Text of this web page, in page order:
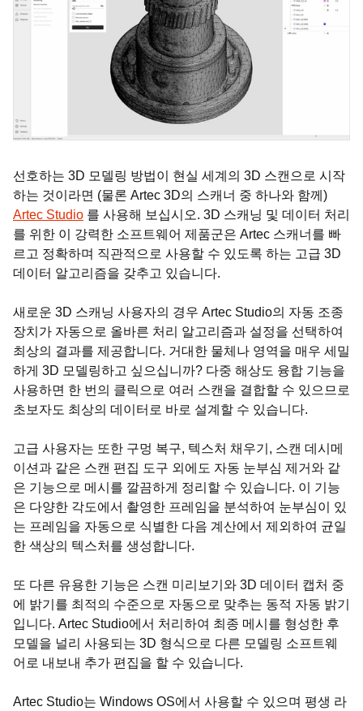
선호하는 3D 모델링 방법이 현실 세계의 3D 스캔으로 시작
하는 것이라면 (물론 Artec 3D의 스캐너 중 하나와 함께)
Artec Studio 를 사용해 보십시오. 3D 스캐닝 및 데이터 처리
를 위한 이 강력한 소프트웨어 제품군은 Artec 스캐너를 빠
르고 정확하며 직관적으로 사용할 수 있도록 하는 고급 3D
데이터 알고리즘을 갖추고 있습니다.
새로운 3D 스캐닝 사용자의 경우 Artec Studio의 자동 조종
장치가 자동으로 올바른 처리 알고리즘과 설정을 선택하여
최상의 결과를 제공합니다. 거대한 물체나 영역을 매우 세밀
하게 3D 모델링하고 싶으십니까? 다중 해상도 융합 기능을
사용하면 한 번의 클릭으로 여러 스캔을 결합할 수 있으므로
초보자도 최상의 데이터로 바로 설계할 수 있습니다.
고급 사용자는 또한 구멍 복구, 텍스처 채우기, 스캔 데시메
이션과 같은 스캔 편집 도구 외에도 자동 눈부심 제거와 같
은 기능으로 메시를 깔끔하게 정리할 수 있습니다. 이 기능
은 다양한 각도에서 촬영한 프레임을 분석하여 눈부심이 있
는 프레임을 자동으로 식별한 다음 계산에서 제외하여 균일
한 색상의 텍스처를 생성합니다.
또 다른 유용한 기능은 스캔 미리보기와 3D 데이터 캡처 중
에 밝기를 최적의 수준으로 자동으로 맞추는 동적 자동 밝기
입니다. Artec Studio에서 처리하여 최종 메시를 형성한 후
모델을 널리 사용되는 3D 형식으로 다른 모델링 소프트웨
어로 내보내 추가 편집을 할 수 있습니다.
Artec Studio는 Windows OS에서 사용할 수 있으며 평생 라